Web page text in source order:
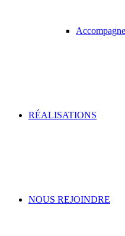
RÉALISATIONS
NOUS REJOINDRE